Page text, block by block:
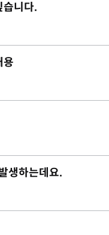
습니다.
생하는데요.